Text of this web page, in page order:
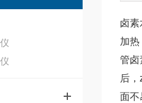
卤
加
管卤
后
面不